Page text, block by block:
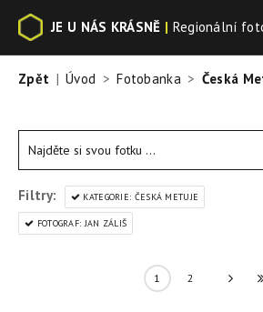
JE U NÁS KRÁSNĚ | Regionální
Zpět Úvod Fotobanka Česká
Filtry: KATEGORIE: ČESKÁ METUJE
FOTOGRAF: JAN ZÁLIŠ
1 2